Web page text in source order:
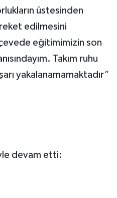
üstesinden
edilmesini
eğitimimizin son
Takım ruhu
yakalanamamaktadır”
devam etti: